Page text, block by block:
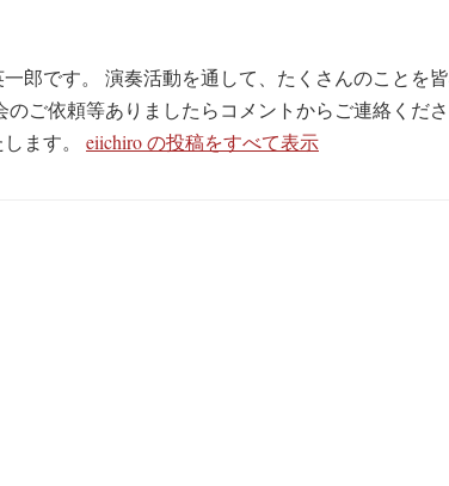
郎です。 演奏活動を通して、たくさんのことを
のご依頼等ありましたらコメントからご連絡くだ
ます。 eiichiro の投稿をすべて表示